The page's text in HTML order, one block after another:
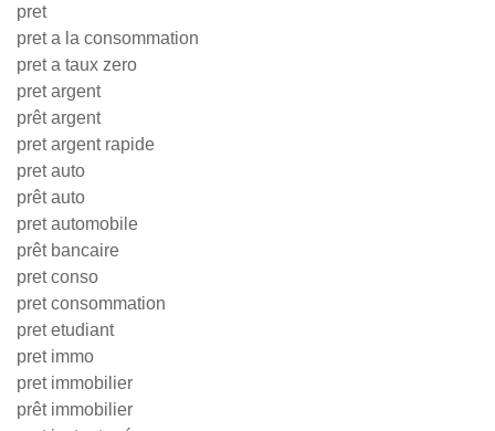
pret
pret a la consommation
pret a taux zero
pret argent
prêt argent
pret argent rapide
pret auto
prêt auto
pret automobile
prêt bancaire
pret conso
pret consommation
pret etudiant
pret immo
pret immobilier
prêt immobilier